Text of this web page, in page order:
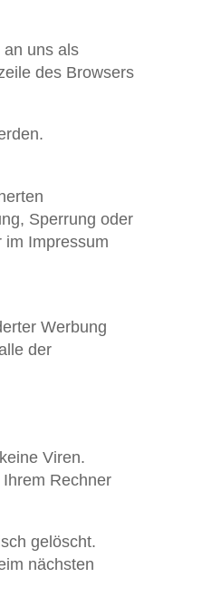
an uns als
des Browsers
Sperrung oder
im Impressum
Werbung
der
Viren.
Rechner
gelöscht.
nächsten